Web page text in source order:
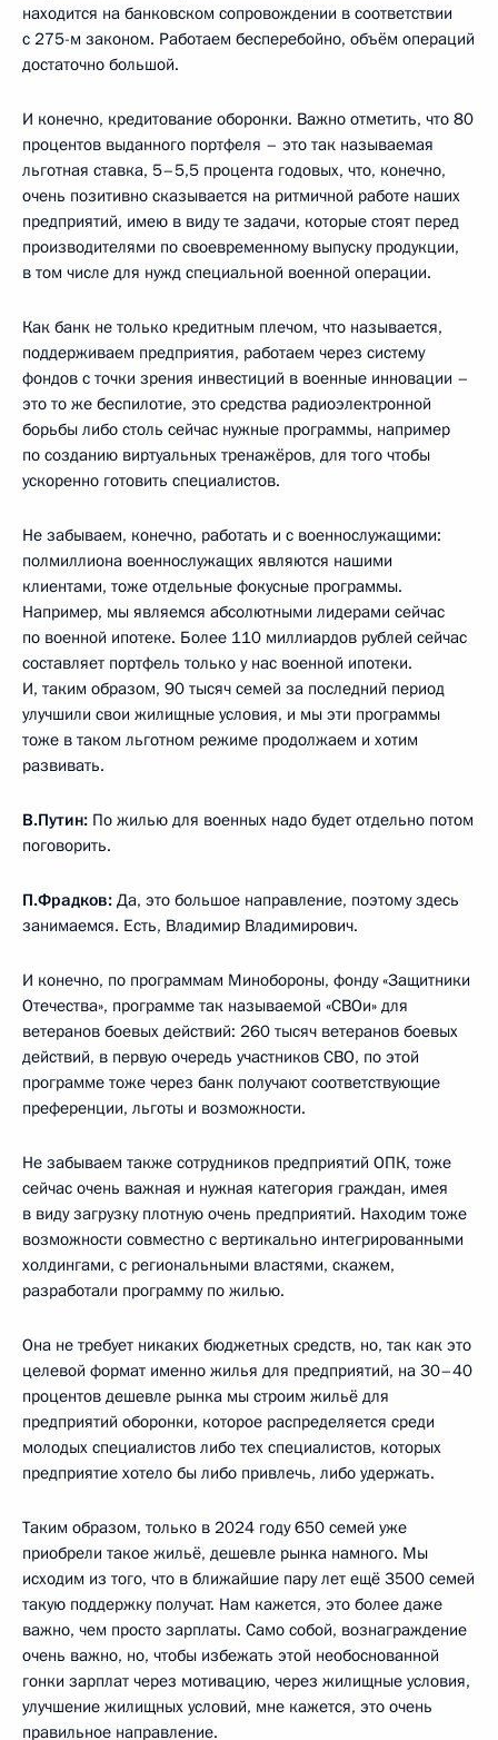
находится на банковском сопровождении в соответствии
с 275-м законом. Работаем бесперебойно, объём операций
достаточно большой.
И конечно, кредитование оборонки. Важно отметить, что 80
процентов выданного портфеля – это так называемая
льготная ставка, 5–5,5 процента годовых, что, конечно,
очень позитивно сказывается на ритмичной работе наших
предприятий, имею в виду те задачи, которые стоят перед
производителями по своевременному выпуску продукции,
в том числе для нужд специальной военной операции.
Как банк не только кредитным плечом, что называется,
поддерживаем предприятия, работаем через систему
фондов с точки зрения инвестиций в военные инновации –
это то же беспилотие, это средства радиоэлектронной
борьбы либо столь сейчас нужные программы, например
по созданию виртуальных тренажёров, для того чтобы
ускоренно готовить специалистов.
Не забываем, конечно, работать и с военнослужащими:
полмиллиона военнослужащих являются нашими
клиентами, тоже отдельные фокусные программы.
Например, мы являемся абсолютными лидерами сейчас
по военной ипотеке. Более 110 миллиардов рублей сейчас
составляет портфель только у нас военной ипотеки.
И, таким образом, 90 тысяч семей за последний период
улучшили свои жилищные условия, и мы эти программы
тоже в таком льготном режиме продолжаем и хотим
развивать.
В.Путин: По жилью для военных надо будет отдельно потом
поговорить.
П.Фрадков: Да, это большое направление, поэтому здесь
занимаемся. Есть, Владимир Владимирович.
И конечно, по программам Минобороны, фонду «Защитники
Отечества», программе так называемой «СВОи» для
ветеранов боевых действий: 260 тысяч ветеранов боевых
действий, в первую очередь участников СВО, по этой
программе тоже через банк получают соответствующие
преференции, льготы и возможности.
Не забываем также сотрудников предприятий ОПК, тоже
сейчас очень важная и нужная категория граждан, имея
в виду загрузку плотную очень предприятий. Находим тоже
возможности совместно с вертикально интегрированными
холдингами, с региональными властями, скажем,
разработали программу по жилью.
Она не требует никаких бюджетных средств, но, так как это
целевой формат именно жилья для предприятий, на 30–40
процентов дешевле рынка мы строим жильё для
предприятий оборонки, которое распределяется среди
молодых специалистов либо тех специалистов, которых
предприятие хотело бы либо привлечь, либо удержать.
Таким образом, только в 2024 году 650 семей уже
приобрели такое жильё, дешевле рынка намного. Мы
исходим из того, что в ближайшие пару лет ещё 3500 семей
такую поддержку получат. Нам кажется, это более даже
важно, чем просто зарплаты. Само собой, вознаграждение
очень важно, но, чтобы избежать этой необоснованной
гонки зарплат через мотивацию, через жилищные условия,
улучшение жилищных условий, мне кажется, это очень
правильное направление.